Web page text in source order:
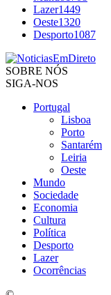
Lazer1449
Oeste1320
Desporto1087
SOBRE NÓS
SIGA-NOS
Portugal
Lisboa
Porto
Santarém
Leiria
Oeste
Mundo
Sociedade
Economia
Cultura
Política
Desporto
Lazer
Ocorrências